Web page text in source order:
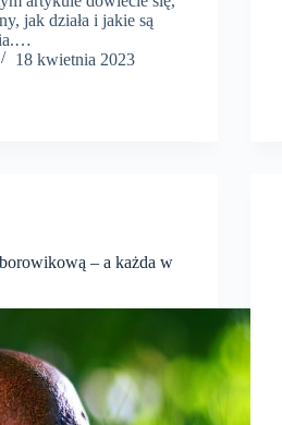
jak działa i jakie są
18 kwietnia 2023
– a każda w